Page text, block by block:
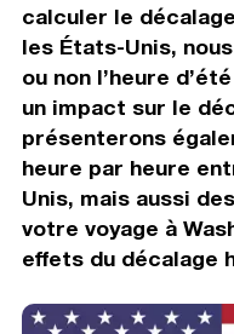
calculer le
les États-Unis,
ou non l’heure
un impact sur le
présenterons
heure par heure
Unis, mais aussi
votre voyage à
effets du décalage